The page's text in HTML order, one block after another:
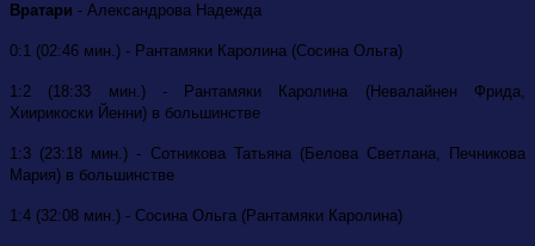
Вратари - Александрова Надежда
0:1 (02:46 мин.) - Рантамяки Каролина (Сосина Ольга)
1:2 (18:33 мин.) - Рантамяки Каролина (Невалайнен Фрида,
Хиирикоски Йенни) в большинстве
1:3 (23:18 мин.) - Сотникова Татьяна (Белова Светлана, Печникова
Мария) в большинстве
1:4 (32:08 мин.) - Сосина Ольга (Рантамяки Каролина)